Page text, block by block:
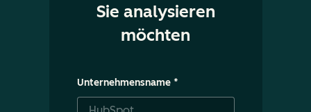
Sie analysieren
möchten
Unternehmensname*